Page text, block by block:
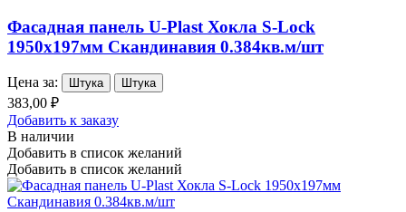
Фасадная панель U-Plast Хокла S-Lock
1950х197мм Скандинавия 0.384кв.м/шт
Цена за: Штука Штука
383,00 ₽
Добавить к заказу
В наличии
Добавить в список желаний
Добавить в список желаний